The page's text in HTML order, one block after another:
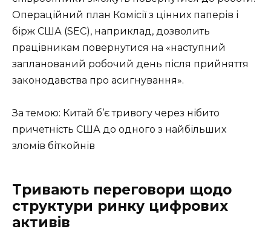
Операційний план Комісії з цінних паперів і
бірж США (SEC), наприклад, дозволить
працівникам повернутися на «наступний
запланований робочий день після прийняття
законодавства про асигнування».
За темою: Китай б’є тривогу через нібито
причетність США до одного з найбільших
зломів біткойнів
Тривають переговори щодо
структури ринку цифрових
активів